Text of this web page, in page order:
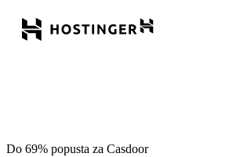
Do 69% popusta za Casdoor